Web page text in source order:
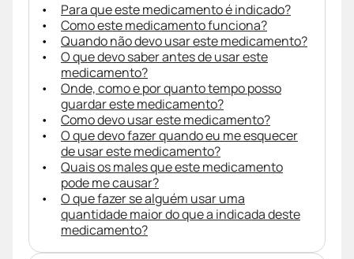
Para que este medicamento é indicado?
Como este medicamento funciona?
Quando não devo usar este medicamento?
O que devo saber antes de usar este
medicamento?
Onde, como e por quanto tempo posso
guardar este medicamento?
Como devo usar este medicamento?
O que devo fazer quando eu me esquecer
de usar este medicamento?
Quais os males que este medicamento
pode me causar?
O que fazer se alguém usar uma
quantidade maior do que a indicada deste
medicamento?